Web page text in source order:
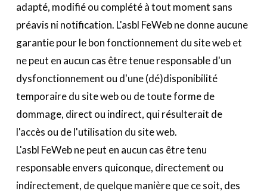
adapté, modifié ou complété à tout moment sans
préavis ni notification. L'asbl FeWeb ne donne aucune
garantie pour le bon fonctionnement du site web et
ne peut en aucun cas être tenue responsable d'un
dysfonctionnement ou d'une (dé)disponibilité
temporaire du site web ou de toute forme de
dommage, direct ou indirect, qui résulterait de
l'accès ou de l'utilisation du site web.
L'asbl FeWeb ne peut en aucun cas être tenu
responsable envers quiconque, directement ou
indirectement, de quelque manière que ce soit, des